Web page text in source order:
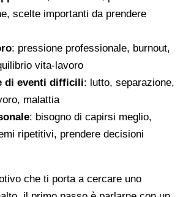
scelte importanti da prendere
: pressione professionale, burnout,
vita-lavoro
di eventi difficili: lutto, separazione,
malattia
: bisogno di capirsi meglio,
ripetitivi, prendere decisioni
che ti porta a cercare uno